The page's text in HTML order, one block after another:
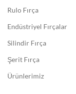
Rulo Fırça
Endüstriyel Fırçalar
Silindir Fırça
Şerit Fırça
Ürünlerimiz